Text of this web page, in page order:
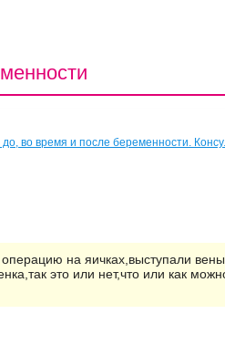
до, во время и после беременности.
на яичках,выступали
это или нет,что или как